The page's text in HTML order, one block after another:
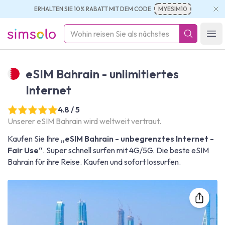
ERHALTEN SIE 10% RABATT MIT DEM CODE MYESIM10
simsolo
eSIM Bahrain - unlimitiertes
Internet
4.8 / 5
Unserer eSIM Bahrain wird weltweit vertraut.
Kaufen Sie Ihre „eSIM Bahrain - unbegrenztes Internet -
Fair Use“. Super schnell surfen mit 4G/5G. Die beste eSIM
Bahrain für ihre Reise. Kaufen und sofort lossurfen.